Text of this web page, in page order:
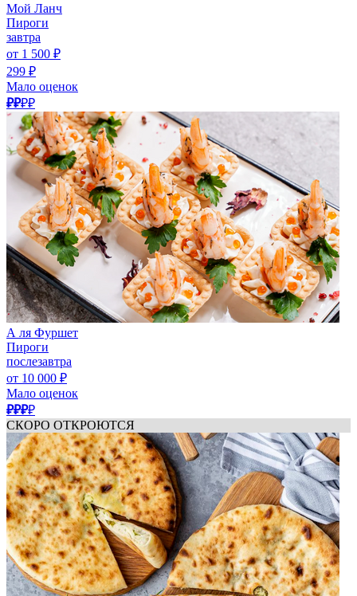
Мой Ланч
Пироги
завтра
от 1 500 ₽
299 ₽
Мало оценок
₽₽₽₽
А ля Фуршет
Пироги
послезавтра
от 10 000 ₽
Мало оценок
₽₽₽₽
СКОРО ОТКРОЮТСЯ